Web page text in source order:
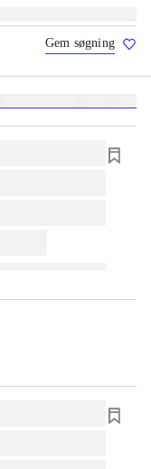
Gem søgning
sit amet ...
sit amet ...